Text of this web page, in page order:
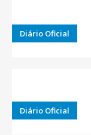
Diário Oficial
Diário Oficial